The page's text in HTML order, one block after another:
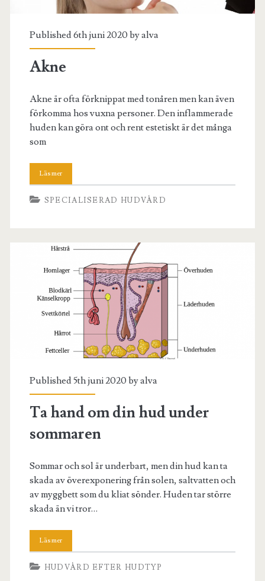
Published 6th juni 2020 byalva
Akne
Akne är ofta förknippat med tonåren men kan även
förkomma hos vuxna personer. Den inflammerade
huden kan göra ont och rent estetiskt är det många
som
SPECIALISERAD HUDVÅRD
Published 5th juni 2020 byalva
Ta hand om din hud under
sommaren
Sommar och sol är underbart, men din hud kan ta
skada av överexponering från solen, saltvatten och
av myggbett som du kliat sönder. Huden tar större
skada än vi tror…
HUDVÅRD EFTER HUDTYP